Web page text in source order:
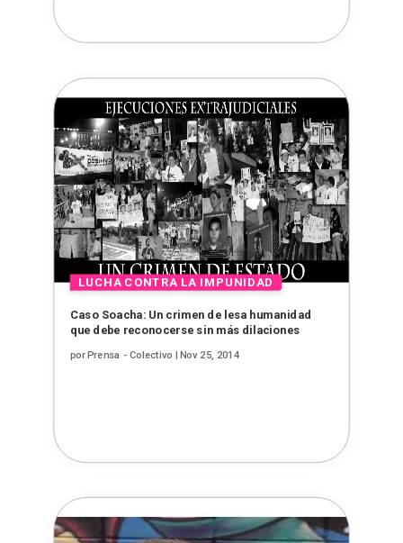
Caso Soacha: Un crimen de lesa humanidad
que debe reconocerse sin más dilaciones
porPrensa - Colectivo | Nov 25, 2014